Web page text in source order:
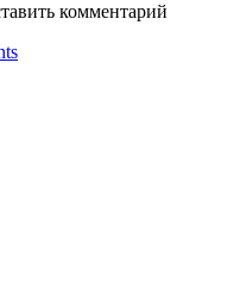
комментарий